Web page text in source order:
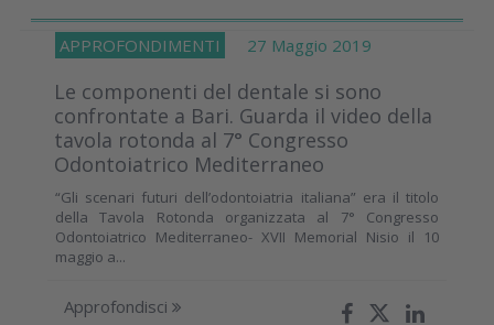
APPROFONDIMENTI 27 Maggio 2019
Le componenti del dentale si sono
confrontate a Bari. Guarda il video della
tavola rotonda al 7° Congresso
Odontoiatrico Mediterraneo
“Gli scenari futuri dell’odontoiatria italiana” era il titolo
della Tavola Rotonda organizzata al 7° Congresso
Odontoiatrico Mediterraneo- XVII Memorial Nisio il 10
maggio a...
Approfondisci